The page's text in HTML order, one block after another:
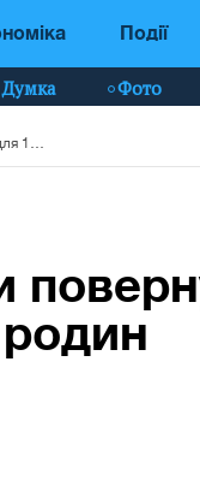
Події
Думка Фото